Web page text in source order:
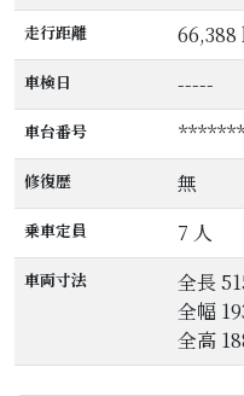
走行距離 66,388
車検日 -----
車台番号
修復歴 無
乗車定員 7 人
車両寸法
全長
全幅
全高